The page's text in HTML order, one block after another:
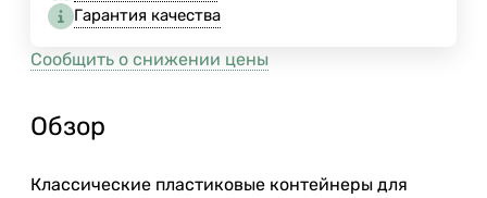
Гарантия качества
Сообщить о снижении цены
Обзор
Классические пластиковые контейнеры для